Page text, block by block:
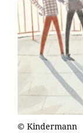
© Kindermann